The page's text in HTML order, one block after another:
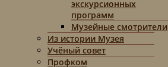
экскурсионных
программ
Музейные смотрители
Из истории Музея
Учёный совет
Профком